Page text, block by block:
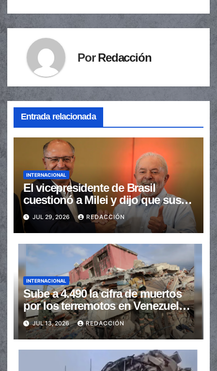
PorRedacción
Entrada relacionada
INTERNACIONAL
El vicepresidente de Brasil
cuestionó a Milei y dijo que sus
ataques “perjudican a la
Argentina”
JUL 29, 2026 REDACCIÓN
INTERNACIONAL
Sube a 4.490 la cifra de muertos
por los terremotos en Venezuela y
hay 16.740 heridos
JUL 13, 2026 REDACCIÓN